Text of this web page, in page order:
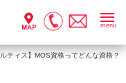
menu
ルティス】MOS資格ってどんな資格？